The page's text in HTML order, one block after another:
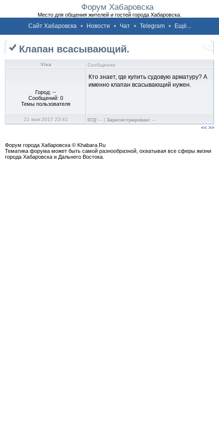
Форум Хабаровска
Место для общения жителей и гостей города Хабаровска.
Сайт Хабаровска • Новости • Чат • Telegram • Ещё...
Клапан всасывающий.
Viva Сообщение
Город: --
Сообщений: 0
Темы пользователя
Кто знает, где купить судовую арматуру? А
именно клапан всасывающий нужен.
21 мая 2017 23:41 ICQ: -- | Зарегистрирован: --
<< >>
Форум города Хабаровска © Khabara.Ru
Тематика форума может быть самой разнообразной, охватывая все сферы жизни
города Хабаровска и Дальнего Востока.